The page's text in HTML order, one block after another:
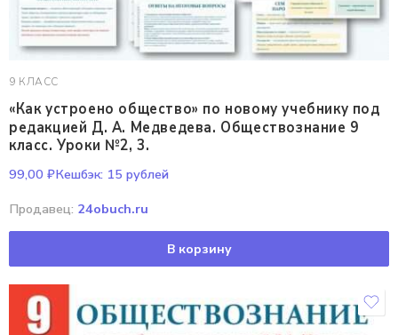
9 КЛАСС
«Как устроено общество» по новому учебнику под
редакцией Д. А. Медведева. Обществознание 9
класс. Уроки №2, 3.
99,00 ₽Кешбэк: 15 рублей
Продавец: 24obuch.ru
В корзину